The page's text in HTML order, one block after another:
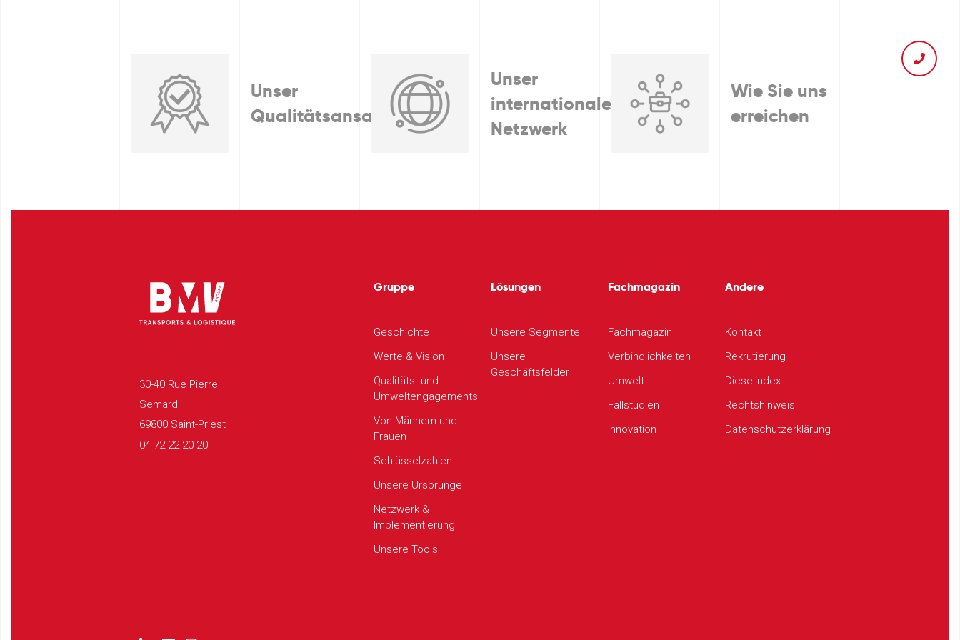
Unser
Qualitätsansatz
Unser
internationales
Netzwerk
Wie Sie uns
erreichen
30-40 Rue Pierre
Semard
69800 Saint-Priest
04 72 22 20 20
Gruppe
Geschichte
Werte & Vision
Qualitäts- und
Umweltengagements
Von Männern und
Frauen
Schlüsselzahlen
Unsere Ursprünge
Netzwerk &
Implementierung
Unsere Tools
Lösungen
Unsere Segmente
Unsere
Geschäftsfelder
Fachmagazin
Fachmagazin
Verbindlichkeiten
Umwelt
Fallstudien
Innovation
Andere
Kontakt
Rekrutierung
Dieselindex
Rechtshinweis
Datenschutzerklärung